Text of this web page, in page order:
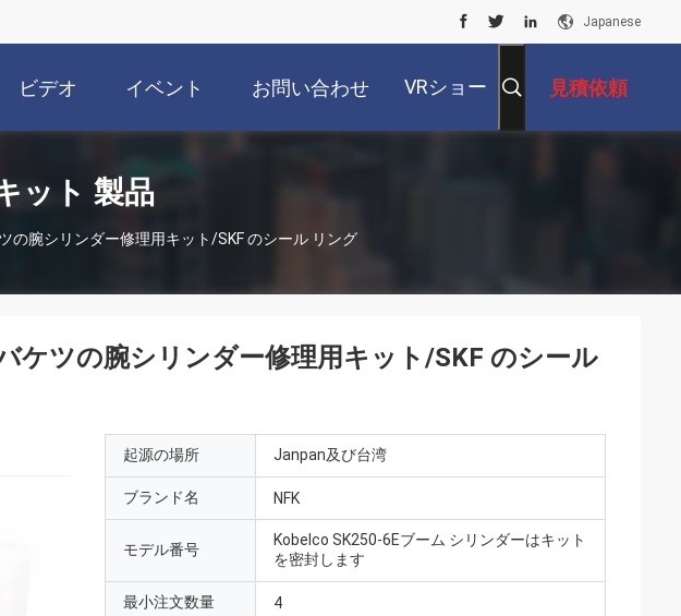
Japanese
ビデオ イベント お問い合わせ VRショー 見積依頼
ット 製品
の腕シリンダー修理用キット/SKF のシール リング
ケツの腕シリンダー修理用キット/SKF のシール
起源の場所 Janpan及び台湾
ブランド名 NFK
モデル番号
Kobelco SK250-6Eブーム シリンダーはキット
を密封します
最小注文数量 4